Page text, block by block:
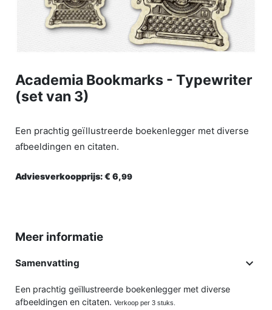
Academia Bookmarks - Typewriter
(set van 3)
Een prachtig geïllustreerde boekenlegger met diverse
afbeeldingen en citaten.
Adviesverkoopprijs:€ 6,99
Meer informatie
Samenvatting 
Een prachtig geïllustreerde boekenlegger met diverse
afbeeldingen en citaten. Verkoop per 3 stuks.